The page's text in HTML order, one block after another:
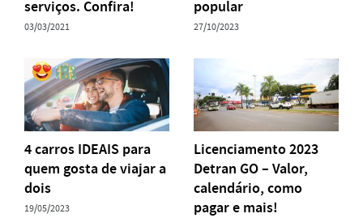
serviços. Confira!
03/03/2021
popular
27/10/2023
4 carros IDEAIS para
quem gosta de viajar a
dois
19/05/2023
Licenciamento 2023
Detran GO – Valor,
calendário, como
pagar e mais!